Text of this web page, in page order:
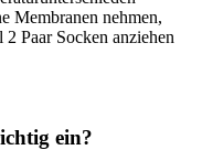
Membranen nehmen,
Paar Socken anziehen
ein?